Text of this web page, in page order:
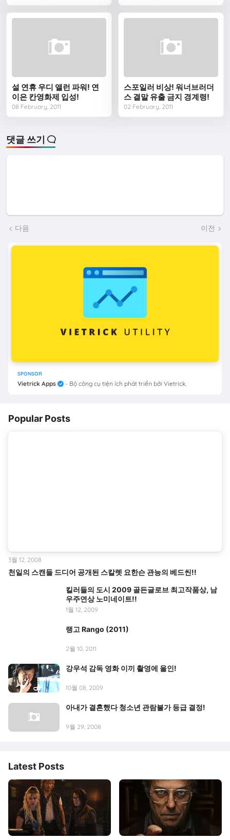
설 연휴 우디 앨런 파워! 연
이은 칸영화제 입성!
08 February, 2011
스포일러 비상! 워너브러더
스 결말 유출 금지 경계령!
02 February, 2011
댓글 쓰기
다음 이전
SPONSOR
Vietrick Apps - Bộ công cụ tiện ích phát triển bởi Vietrick.
Popular Posts
천일의 스캔들 드디어 공개된 스칼렛 요한슨 관능의 베드씬!!
3월 12, 2008
킬러들의 도시 2009 골든글로브 최고작품상, 남
우주연상 노미네이트!!
1월 12, 2009
랭고 Rango (2011)
2월 10, 2011
강우석 감독 영화 이끼 촬영에 올인!
10월 08, 2009
아내가 결혼했다 청소년 관람불가 등급 결정!
9월 29, 2008
Latest Posts